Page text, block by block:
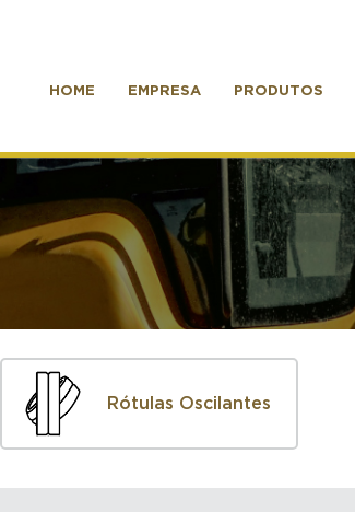
HOME EMPRESA PRODUTOS
Rótulas Oscilantes